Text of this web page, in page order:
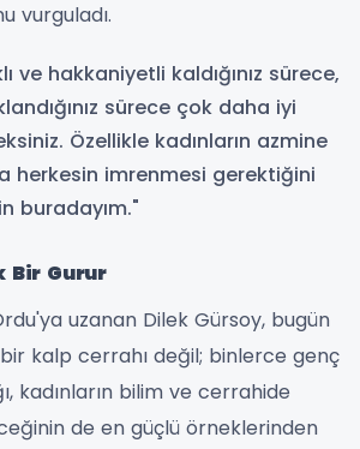
vurguladı.
ve hakkaniyetli kaldığınız sürece,
sürece çok daha iyi
Özellikle kadınların azmine
herkesin imrenmesi gerektiğini
buradayım."
Bir Gurur
uzanan Dilek Gürsoy, bugün
bir kalp cerrahı değil; binlerce genç
kadınların bilim ve cerrahide
de en güçlü örneklerinden